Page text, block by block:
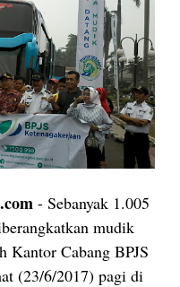
- Sebanyak 1.005
mudik
Kantor Cabang BPJS
(23/6/2017) pagi di